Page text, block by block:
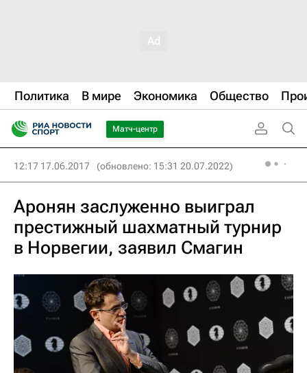
Политика В мире Экономика Общество
Матч-центр
12:17 17.06.2017 (обновлено: 15:31 20.07.2022)
Аронян заслуженно выиграл
престижный шахматный турнир
в Норвегии, заявил Смагин